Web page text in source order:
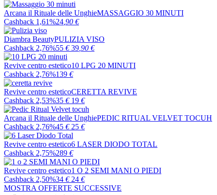
Arcana il Rituale delle UnghieMASSAGGIO 30 MINUTI
Cashback 1,61%24 ,90 €
Diambra BeautyPULIZIA VISO
Cashback 2,76%55 € 39 ,90 €
Revive centro estetico10 LPG 20 MINUTI
Cashback 2,76%139 €
Revive centro esteticoCERETTA REVIVE
Cashback 2,53%35 € 19 €
Arcana il Rituale delle UnghiePEDIC RITUAL VELVET TOCUH
Cashback 2,76%45 € 25 €
Revive centro estetico6 LASER DIODO TOTAL
Cashback 2,75%289 €
Revive centro estetico1 O 2 SEMI MANI O PIEDI
Cashback 2,50%34 € 24 €
MOSTRA OFFERTE SUCCESSIVE